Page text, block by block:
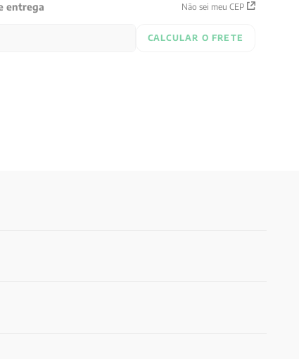
entrega Não sei meu CEP
CALCULAR O FRETE